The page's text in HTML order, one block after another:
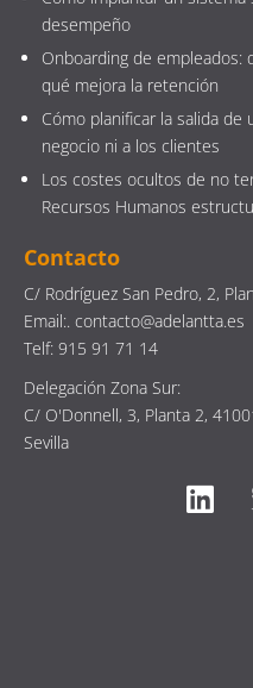
desempeño
Onboarding de empleados:
qué mejora la retención
Cómo planificar la salida
negocio ni a los clientes
Los costes ocultos de no
Recursos Humanos
Contacto
C/ Rodríguez San Pedro, 2,
Email:. contacto@adelantta.es
Telf: 915 91 71 14
Delegación Zona Sur:
C/ O'Donnell, 3, Planta 2,
Sevilla